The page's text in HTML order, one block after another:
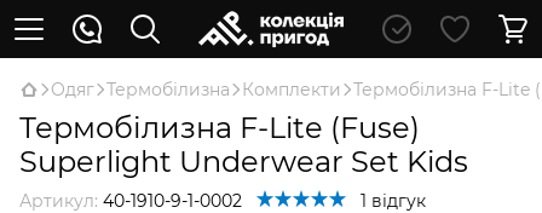
Oдяг Термобілизна Комплекти Термобілизна F-Lite
Термобілизна F-Lite (Fuse)
Superlight Underwear Set Kids
Артикул: 40-1910-9-1-0002 1 відгук